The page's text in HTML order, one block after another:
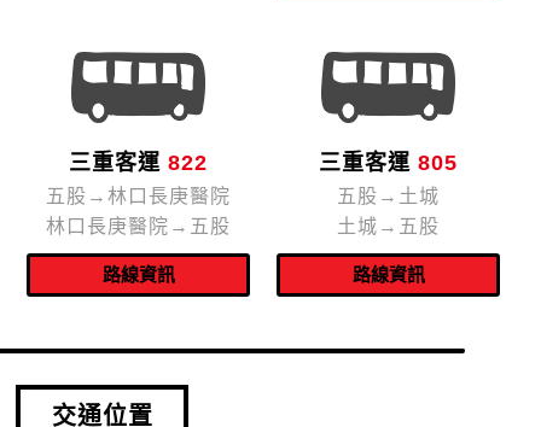
三重客運 822
五股→林口長庚醫院
林口長庚醫院→五股
三重客運805
五股→土城
土城→五股
交通位置